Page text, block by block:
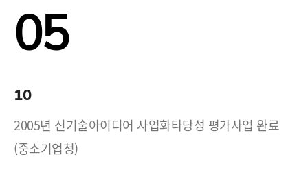
05
10
2005년 신기술아이디어 사업화타당성 평가사업 완료
(중소기업청)